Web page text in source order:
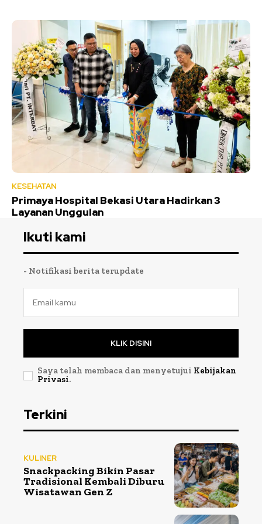
KESEHATAN
Primaya Hospital Bekasi Utara Hadirkan 3
Layanan Unggulan
Ikuti kami
- Notifikasi berita terupdate
KLIK DISINI
Saya telah membaca dan menyetujui Kebijakan
Privasi.
Terkini
KULINER
Snackpacking Bikin Pasar
Tradisional Kembali Diburu
Wisatawan Gen Z